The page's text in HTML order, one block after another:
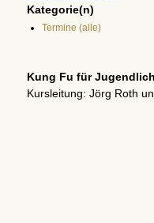
Kategorie(n)
Termine (alle)
Kung Fu für
Kursleitung: Jörg Roth